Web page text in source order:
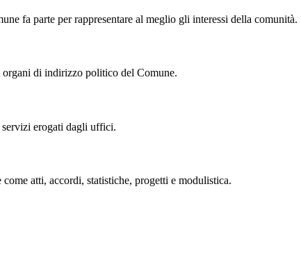
fa parte per rappresentare al meglio gli interessi della comunità.
di indirizzo politico del Comune.
servizi erogati dagli uffici.
atti, accordi, statistiche, progetti e modulistica.